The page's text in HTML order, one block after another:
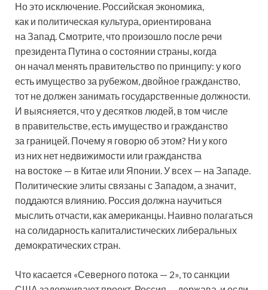
Но это исключение. Российская экономика,
как и политическая культура, ориентирована
на Запад. Смотрите, что произошло после речи
президента Путина о состоянии страны, когда
он начал менять правительство по принципу: у кого
есть имущество за рубежом, двойное гражданство,
тот не должен занимать государственные должности.
И выясняется, что у десятков людей, в том числе
в правительстве, есть имущество и гражданство
за границей. Почему я говорю об этом? Ни у кого
из них нет недвижимости или гражданства
на востоке — в Китае или Японии. У всех — на Западе.
Политические элиты связаны с Западом, а значит,
поддаются влиянию. Россия должна научиться
мыслить отчасти, как американцы. Наивно полагаться
на солидарность капиталистических либеральных
демократических стран.
Что касается «Северного потока — 2», то санкции